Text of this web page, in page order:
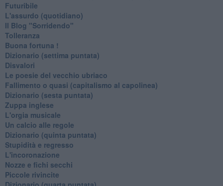
Futuribile
L'assurdo (quotidiano)
Il Blog "Sorridendo"
Tolleranza
Buona fortuna !
​Dizionario (settima puntata)
Disvalori
Le poesie del vecchio ubriaco
Fallimento o quasi (capitalismo al capolinea)
Dizionario (sesta puntata)
Zuppa inglese
L'orgia musicale
Un calcio alle regole
Dizionario (quinta puntata)
Stupidità e regresso
L'incoronazione
Nozze e fichi secchi
Piccole rivincite